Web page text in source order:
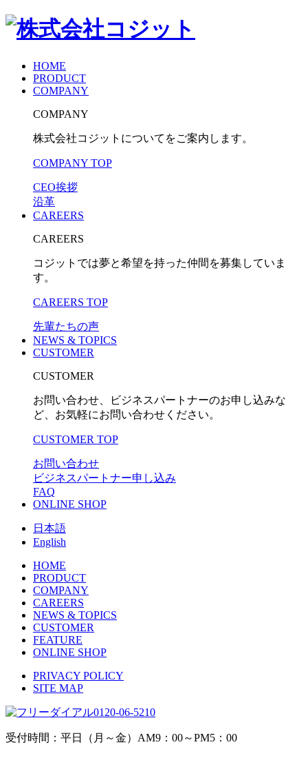
HOME
PRODUCT
COMPANY
COMPANY
株式会社コジットについてをご案内します。
COMPANY TOP
CEO挨拶
沿革
CAREERS
CAREERS
コジットでは夢と希望を持った仲間を募集していま
す。
CAREERS TOP
先輩たちの声
NEWS & TOPICS
CUSTOMER
CUSTOMER
お問い合わせ、ビジネスパートナーのお申し込みな
ど、お気軽にお問い合わせください。
CUSTOMER TOP
お問い合わせ
ビジネスパートナー申し込み
FAQ
ONLINE SHOP
日本語
English
HOME
PRODUCT
COMPANY
CAREERS
NEWS & TOPICS
CUSTOMER
FEATURE
ONLINE SHOP
PRIVACY POLICY
SITE MAP
0120-06-5210
受付時間：平日（月～金）AM9：00～PM5：00